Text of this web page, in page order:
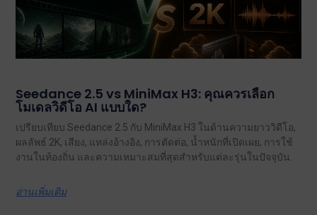
Seedance 2.5 vs MiniMax H3: คุณควรเลือก
โมเดลวิดีโอ AI แบบใด?
เปรียบเทียบ Seedance 2.5 กับ MiniMax H3 ในด้านความยาววิดีโอ,
ผลลัพธ์ 2K, เสียง, แหล่งอ้างอิง, การตัดต่อ, น้ำหนักที่เปิดเผย, การใช้
งานในท้องถิ่น และความเหมาะสมที่สุดสำหรับแต่ละรุ่นในปัจจุบัน.
อ่านเพิ่มเติม